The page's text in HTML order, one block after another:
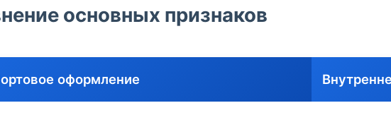
основных признаков
оформление